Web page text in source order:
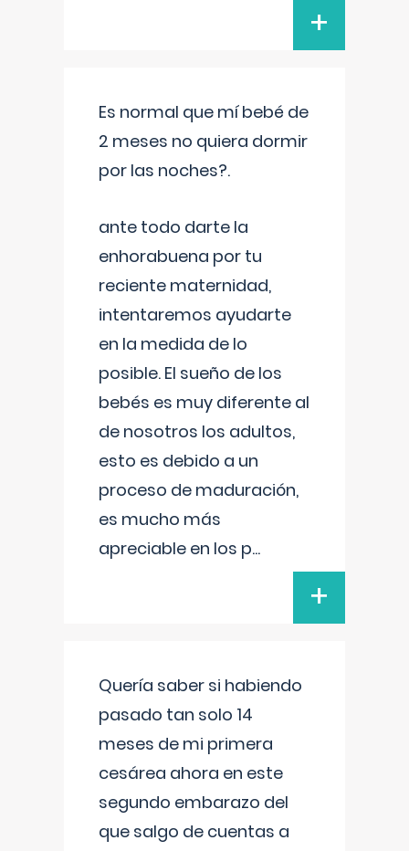
+
Es normal que mí bebé de
2 meses no quiera dormir
por las noches?.
ante todo darte la
enhorabuena por tu
reciente maternidad,
intentaremos ayudarte
en la medida de lo
posible. El sueño de los
bebés es muy diferente al
de nosotros los adultos,
esto es debido a un
proceso de maduración,
es mucho más
apreciable en los p...
+
Quería saber si habiendo
pasado tan solo 14
meses de mi primera
cesárea ahora en este
segundo embarazo del
que salgo de cuentas a